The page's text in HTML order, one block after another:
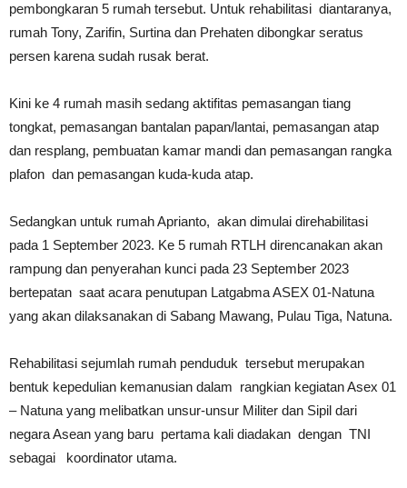
pembongkaran 5 rumah tersebut. Untuk rehabilitasi diantaranya,
rumah Tony, Zarifin, Surtina dan Prehaten dibongkar seratus
persen karena sudah rusak berat.
Kini ke 4 rumah masih sedang aktifitas pemasangan tiang
tongkat, pemasangan bantalan papan/lantai, pemasangan atap
dan resplang, pembuatan kamar mandi dan pemasangan rangka
plafon dan pemasangan kuda-kuda atap.
Sedangkan untuk rumah Aprianto, akan dimulai direhabilitasi
pada 1 September 2023. Ke 5 rumah RTLH direncanakan akan
rampung dan penyerahan kunci pada 23 September 2023
bertepatan saat acara penutupan Latgabma ASEX 01-Natuna
yang akan dilaksanakan di Sabang Mawang, Pulau Tiga, Natuna.
Rehabilitasi sejumlah rumah penduduk tersebut merupakan
bentuk kepedulian kemanusian dalam rangkian kegiatan Asex 01
– Natuna yang melibatkan unsur-unsur Militer dan Sipil dari
negara Asean yang baru pertama kali diadakan dengan TNI
sebagai koordinator utama.